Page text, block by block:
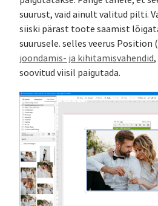
suurust, vaid ainult valitud pilti.
siiski pärast toote saamist
suurusele. selles veerus Position
joondamis- ja kihitamisvahendid
soovitud viisil paigutada.